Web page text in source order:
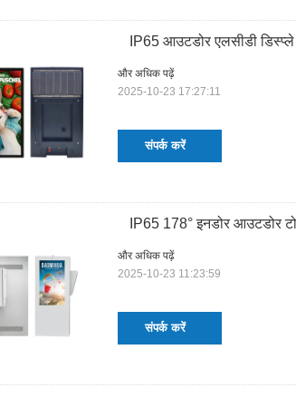
IP65 आउटडोर एलसीडी
संपर्क करें
और अधिक पढ़ें
2025-10-23 17:27:11
IP65 178° इनडोर आउटडोर
संपर्क करें
और अधिक पढ़ें
2025-10-23 11:23:59